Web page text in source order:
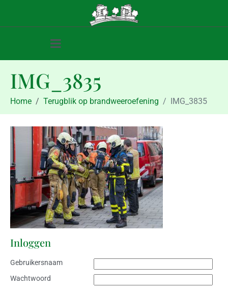
IMG_3835
Home Terugblik op brandweeroefening IMG_3835
Inloggen
Gebruikersnaam
Wachtwoord